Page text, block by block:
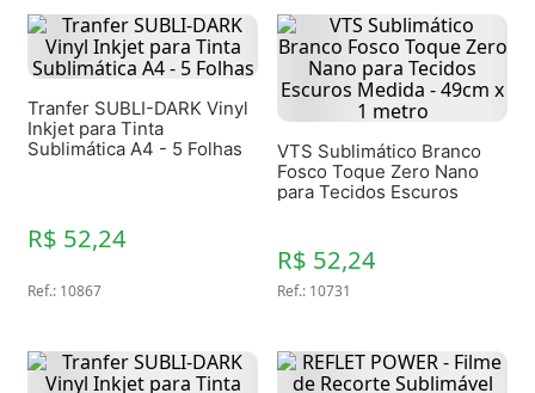
Tranfer SUBLI-DARK Vinyl
Inkjet para Tinta
Sublimática A4 - 5 Folhas
R$ 52,24
Ref.: 10867
VTS Sublimático Branco
Fosco Toque Zero Nano
para Tecidos Escuros
R$ 52,24
Ref.: 10731